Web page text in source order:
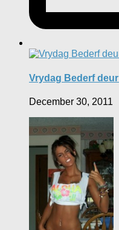
Vrydag Bederf
December 30, 2011